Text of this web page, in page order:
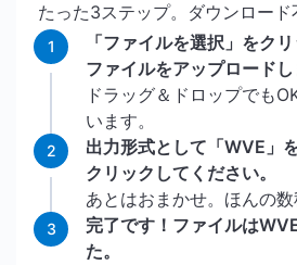
たった3ステップ。ダウンロード
1
「ファイルを選択」をク
ファイルをアップロードし
ドラッグ＆ドロップでも
います。
2
出力形式として「WVE」
クリックしてください。
あとはおまかせ。ほんの数
3
完了です！ファイルは
た。